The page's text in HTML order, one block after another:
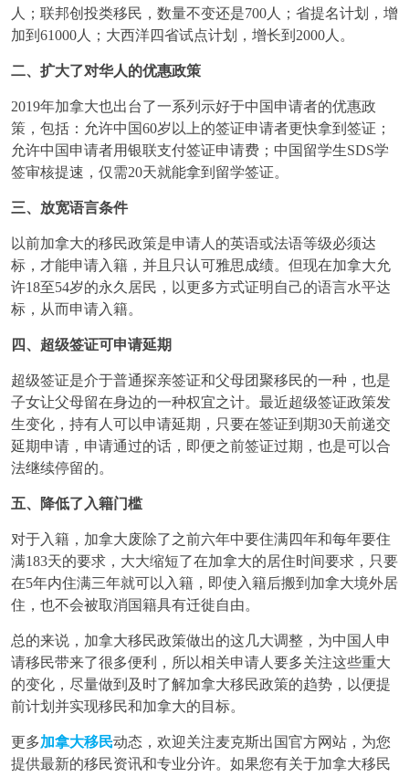
人；联邦创投类移民，数量不变还是700人；省提名计划，增
加到61000人；大西洋四省试点计划，增长到2000人。
二、扩大了对华人的优惠政策
2019年加拿大也出台了一系列示好于中国申请者的优惠政
策，包括：允许中国60岁以上的签证申请者更快拿到签证；
允许中国申请者用银联支付签证申请费；中国留学生SDS学
签审核提速，仅需20天就能拿到留学签证。
三、放宽语言条件
以前加拿大的移民政策是申请人的英语或法语等级必须达
标，才能申请入籍，并且只认可雅思成绩。但现在加拿大允
许18至54岁的永久居民，以更多方式证明自己的语言水平达
标，从而申请入籍。
四、超级签证可申请延期
超级签证是介于普通探亲签证和父母团聚移民的一种，也是
子女让父母留在身边的一种权宜之计。最近超级签证政策发
生变化，持有人可以申请延期，只要在签证到期30天前递交
延期申请，申请通过的话，即便之前签证过期，也是可以合
法继续停留的。
五、 降低了入籍门槛
对于入籍，加拿大废除了之前六年中要住满四年和每年要住
满183天的要求，大大缩短了在加拿大的居住时间要求，只要
在5年内住满三年就可以入籍，即使入籍后搬到加拿大境外居
住，也不会被取消国籍具有迁徙自由。
总的来说，加拿大移民政策做出的这几大调整，为中国人申
请移民带来了很多便利，所以相关申请人要多关注这些重大
的变化，尽量做到及时了解加拿大移民政策的趋势，以便提
前计划并实现移民和加拿大的目标。
更多加拿大移民动态，欢迎关注麦克斯出国官方网站，为您
提供最新的移民资讯和专业分许。如果您有关于加拿大移民